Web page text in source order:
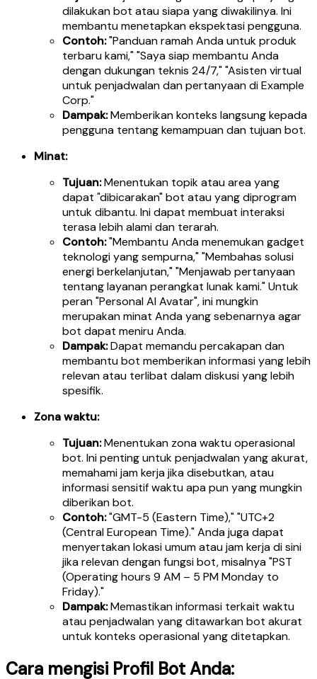
dilakukan bot atau siapa yang diwakilinya. Ini
membantu menetapkan ekspektasi pengguna.
Contoh:"Panduan ramah Anda untuk produk
terbaru kami," "Saya siap membantu Anda
dengan dukungan teknis 24/7," "Asisten virtual
untuk penjadwalan dan pertanyaan di Example
Corp."
Dampak:Memberikan konteks langsung kepada
pengguna tentang kemampuan dan tujuan bot.
Minat:
Tujuan:Menentukan topik atau area yang
dapat "dibicarakan" bot atau yang diprogram
untuk dibantu. Ini dapat membuat interaksi
terasa lebih alami dan terarah.
Contoh:"Membantu Anda menemukan gadget
teknologi yang sempurna," "Membahas solusi
energi berkelanjutan," "Menjawab pertanyaan
tentang layanan perangkat lunak kami." Untuk
peran "Personal AI Avatar", ini mungkin
merupakan minat Anda yang sebenarnya agar
bot dapat meniru Anda.
Dampak:Dapat memandu percakapan dan
membantu bot memberikan informasi yang lebih
relevan atau terlibat dalam diskusi yang lebih
spesifik.
Zona waktu:
Tujuan:Menentukan zona waktu operasional
bot. Ini penting untuk penjadwalan yang akurat,
memahami jam kerja jika disebutkan, atau
informasi sensitif waktu apa pun yang mungkin
diberikan bot.
Contoh:"GMT-5 (Eastern Time)," "UTC+2
(Central European Time)." Anda juga dapat
menyertakan lokasi umum atau jam kerja di sini
jika relevan dengan fungsi bot, misalnya "PST
(Operating hours 9 AM – 5 PM Monday to
Friday)."
Dampak:Memastikan informasi terkait waktu
atau penjadwalan yang ditawarkan bot akurat
untuk konteks operasional yang ditetapkan.
Cara mengisi Profil Bot Anda: